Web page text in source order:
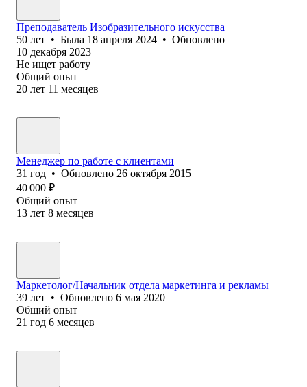
Преподаватель Изобразительного искусства
50 лет • Была 18 апреля 2024 • Обновлено
10 декабря 2023
Не ищет работу
Общий опыт
20 лет 11 месяцев
Менеджер по работе с клиентами
31 год • Обновлено 26 октября 2015
40 000 ₽
Общий опыт
13 лет 8 месяцев
Маркетолог/Начальник отдела маркетинга и рекламы
39 лет • Обновлено 6 мая 2020
Общий опыт
21 год 6 месяцев